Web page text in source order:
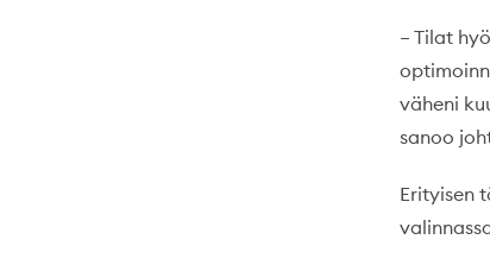
– Tilat
väheni
sanoo
Erityisen